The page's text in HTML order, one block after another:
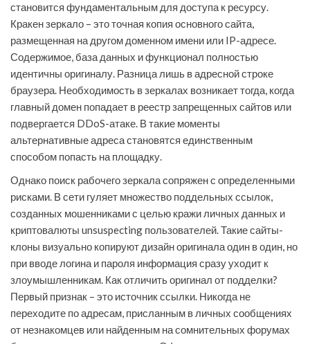
становится фундаментальным для доступа к ресурсу.
Кракен зеркало – это точная копия основного сайта,
размещенная на другом доменном имени или IP-адресе.
Содержимое, база данных и функционал полностью
идентичны оригиналу. Разница лишь в адресной строке
браузера. Необходимость в зеркалах возникает тогда, когда
главный домен попадает в реестр запрещенных сайтов или
подвергается DDoS-атаке. В такие моменты
альтернативные адреса становятся единственным
способом попасть на площадку.
Однако поиск рабочего зеркала сопряжен с определенными
рисками. В сети гуляет множество поддельных ссылок,
созданных мошенниками с целью кражи личных данных и
криптовалюты unsuspecting пользователей. Такие сайты-
клоны визуально копируют дизайн оригинала один в один, но
при вводе логина и пароля информация сразу уходит к
злоумышленникам. Как отличить оригинал от подделки?
Первый признак – это источник ссылки. Никогда не
переходите по адресам, присланным в личных сообщениях
от незнакомцев или найденным на сомнительных форумах